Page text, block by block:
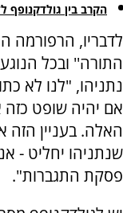
הקרב בין גולדקנופף
לדבריו,
התורה'' ובכל
נתניהו, "לנו לא
אם יהיה שופט כזה
האלה. בעניין הזה
שנתניהו יחליט -
פסקת התגברות".